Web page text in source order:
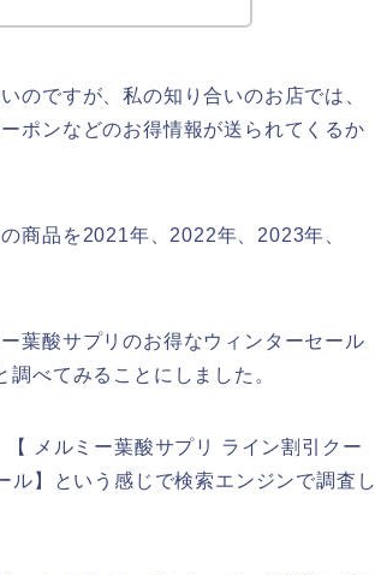
のですが、私の知り合いのお店では、
ポンなどのお得情報が送られてくるか
商品を2021年、2022年、2023年、
葉酸サプリのお得なウィンターセール
べてみることにしました。
メルミー葉酸サプリ ライン割引クー
ル】という感じで検索エンジンで調査し